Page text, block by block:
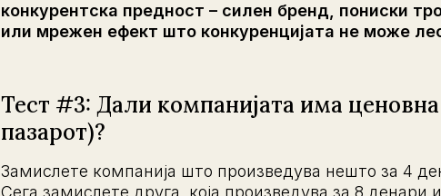
конкурентска предност – силен бренд, пониски
или мрежен ефект што конкуренцијата не може
Тест #3: Дали компанијата има
пазарот)?
Замислете компанија што произведува нешто за 4
Сега замислете друга, која произведува за 8 денари